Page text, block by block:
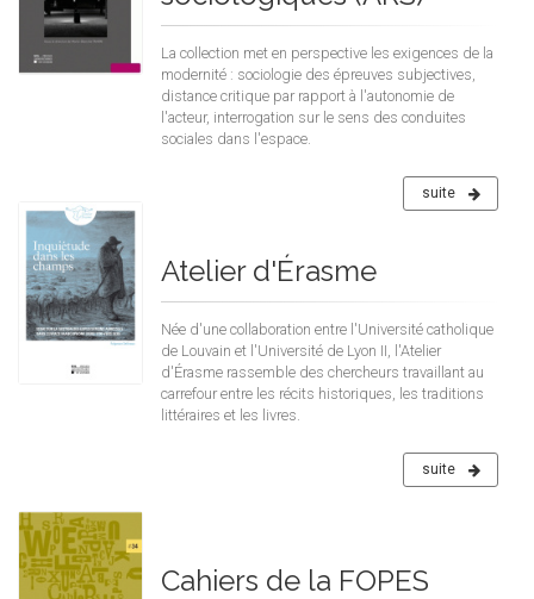
La collection met en perspective les exigences de la
modernité : sociologie des épreuves subjectives,
distance critique par rapport à l'autonomie de
l'acteur, interrogation sur le sens des conduites
sociales dans l'espace.
suite
Atelier d'Érasme
Née d'une collaboration entre l'Université catholique
de Louvain et l'Université de Lyon II, l'Atelier
d'Érasme rassemble des chercheurs travaillant au
carrefour entre les récits historiques, les traditions
littéraires et les livres.
suite
Cahiers de la FOPES